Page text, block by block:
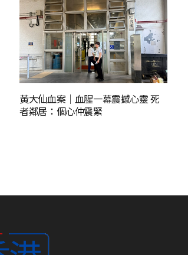
黃大仙血案│血腥一幕震撼心靈 死
者鄰居：個心仲震緊